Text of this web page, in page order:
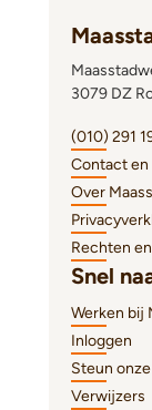
3079 DZ
(010) 291
Contact
Over
Rechten
Snel
Werken bij
Inloggen
Steun
Verwijzers